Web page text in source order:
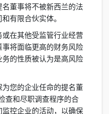
董事将不被新西兰的法
有限合伙实体。
在其他受监管行业经营
将面临更高的财务风险
的性质被认为是高风险
您的企业任命的提名董
查和尽职调查程序的合
控企业的活动，以确保